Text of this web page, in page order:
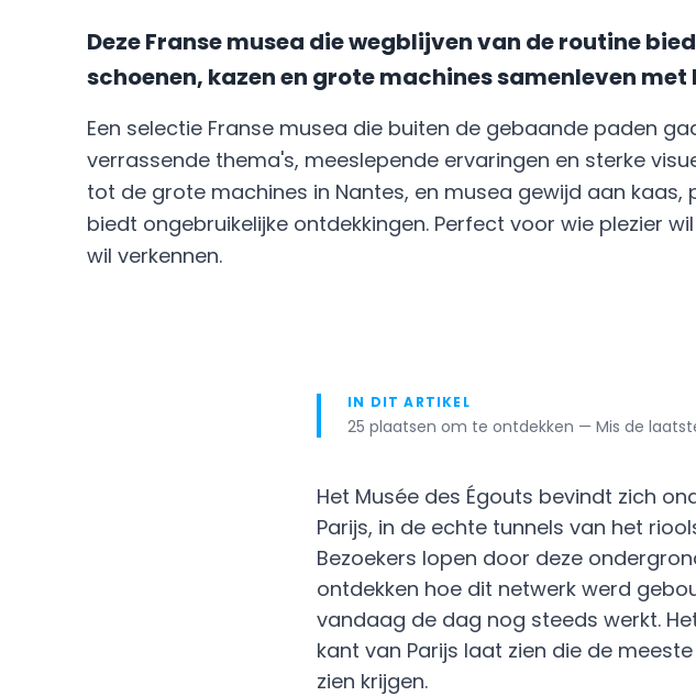
Deze Franse musea die wegblijven van de routine
schoenen, kazen en grote machines samenleven met
Een selectie Franse musea die buiten de gebaande paden
verrassende thema's, meeslepende ervaringen en sterke
tot de grote machines in Nantes, en musea gewijd aan kaas,
biedt ongebruikelijke ontdekkingen. Perfect voor wie plezier
wil verkennen.
IN DIT ARTIKEL
25 plaatsen om te ontdekken — Mis de
Het Musée des Égouts bevindt zich
Parijs, in de echte tunnels van het
Bezoekers lopen door deze
ontdekken hoe dit netwerk werd
vandaag de dag nog steeds werkt.
kant van Parijs laat zien die de
zien krijgen.